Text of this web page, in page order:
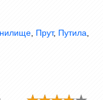
Прут, Путила